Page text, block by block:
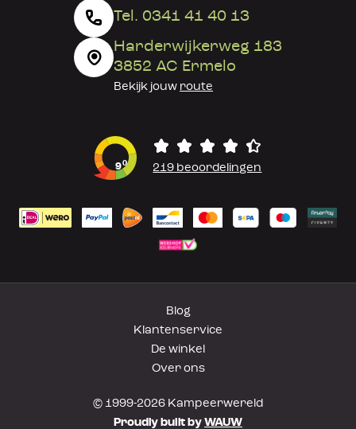
Tel. 0341 41 40 13
Harderwijkerweg 183
3852 AC Ermelo
Bekijk jouw route
90 219 beoordelingen
Blog
Klantenservice
De winkel
Over ons
© 1999-2026 Kampeerwereld
Proudly built by WAUW